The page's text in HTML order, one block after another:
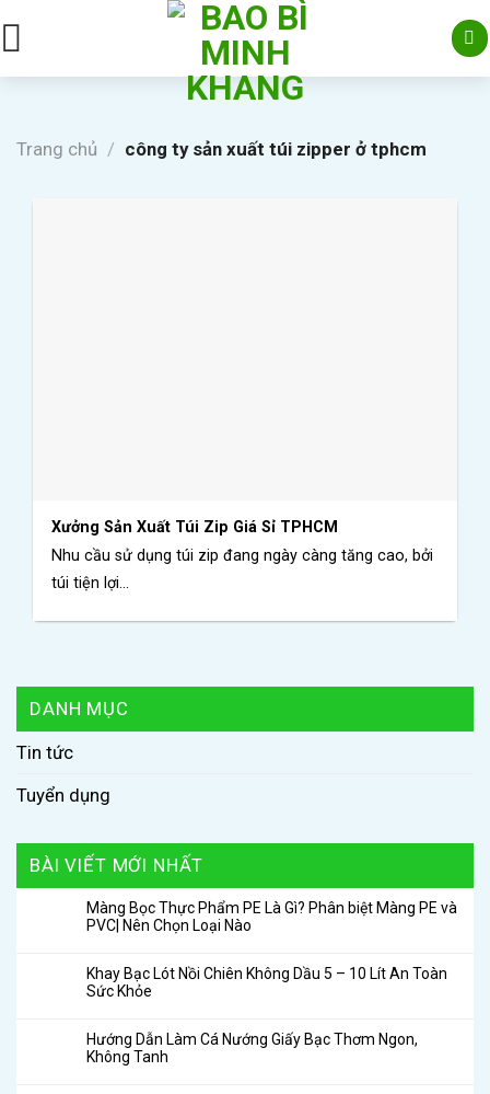
Trang chủ / công ty sản xuất túi zipper ở tphcm
Xưởng Sản Xuất Túi Zip Giá Sỉ TPHCM
Nhu cầu sử dụng túi zip đang ngày càng tăng cao, bởi
túi tiện lợi...
DANH MỤC
Tin tức
Tuyển dụng
BÀI VIẾT MỚI NHẤT
Màng Bọc Thực Phẩm PE Là Gì? Phân biệt Màng PE và
PVC| Nên Chọn Loại Nào
Khay Bạc Lót Nồi Chiên Không Dầu 5 – 10 Lít An Toàn
Sức Khỏe
Hướng Dẫn Làm Cá Nướng Giấy Bạc Thơm Ngon,
Không Tanh